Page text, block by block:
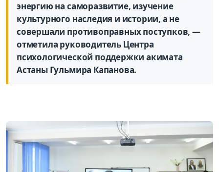
энергию на саморазвитие, изучение
культурного наследия и истории, а не
совершали противоправных поступков, —
отметила руководитель Центра
психологической поддержки акимата
Астаны Гульмира Капанова.